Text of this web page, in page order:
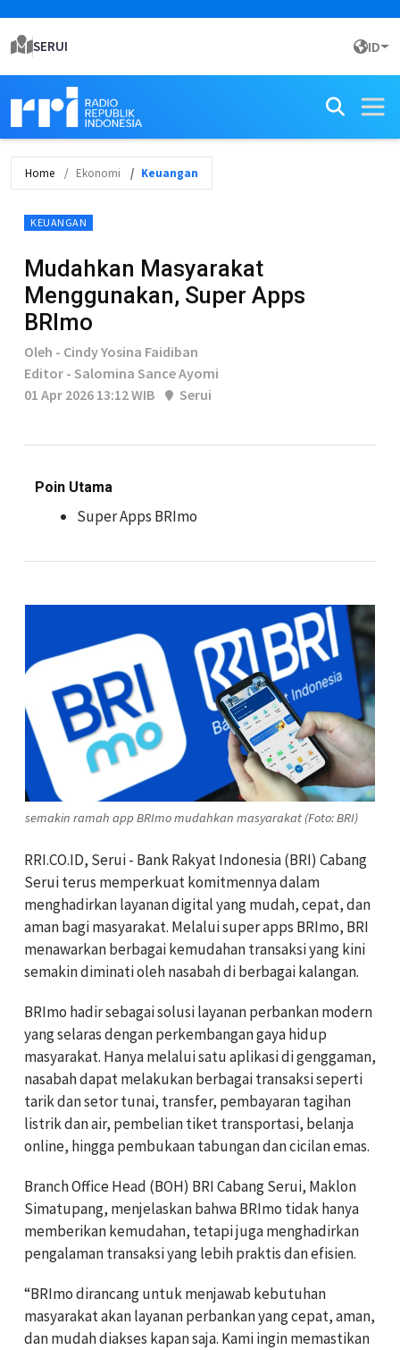
SERUI ID
Home Ekonomi Keuangan
KEUANGAN
Mudahkan Masyarakat
Menggunakan, Super Apps
BRImo
Oleh - Cindy Yosina Faidiban
Editor - Salomina Sance Ayomi
01 Apr 2026 13:12 WIB
Serui
Poin Utama
Super Apps BRImo
semakin ramah app BRImo mudahkan masyarakat (Foto: BRI)
RRI.CO.ID, Serui - Bank Rakyat Indonesia (BRI) Cabang
Serui terus memperkuat komitmennya dalam
menghadirkan layanan digital yang mudah, cepat, dan
aman bagi masyarakat. Melalui super apps BRImo, BRI
menawarkan berbagai kemudahan transaksi yang kini
semakin diminati oleh nasabah di berbagai kalangan.
BRImo hadir sebagai solusi layanan perbankan modern
yang selaras dengan perkembangan gaya hidup
masyarakat. Hanya melalui satu aplikasi di genggaman,
nasabah dapat melakukan berbagai transaksi seperti
tarik dan setor tunai, transfer, pembayaran tagihan
listrik dan air, pembelian tiket transportasi, belanja
online, hingga pembukaan tabungan dan cicilan emas.
Branch Office Head (BOH) BRI Cabang Serui, Maklon
Simatupang, menjelaskan bahwa BRImo tidak hanya
memberikan kemudahan, tetapi juga menghadirkan
pengalaman transaksi yang lebih praktis dan efisien.
“BRImo dirancang untuk menjawab kebutuhan
masyarakat akan layanan perbankan yang cepat, aman,
dan mudah diakses kapan saja. Kami ingin memastikan